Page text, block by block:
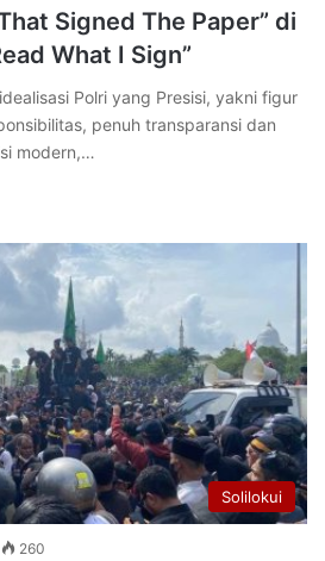
Signed The Paper” di
What I Sign”
Polri yang Presisi, yakni figur
penuh transparansi dan
modern,…
Solilokui
260